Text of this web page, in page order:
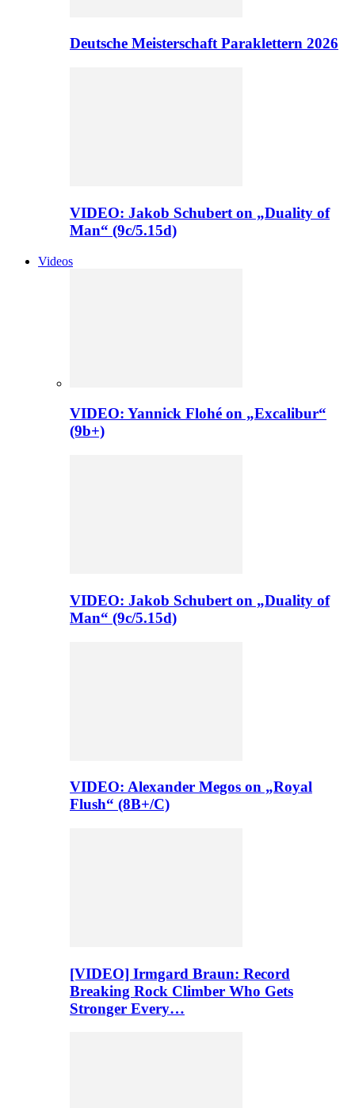
Deutsche Meisterschaft Paraklettern 2026
VIDEO: Jakob Schubert on „Duality of
Man“ (9c/5.15d)
Videos
VIDEO: Yannick Flohé on „Excalibur“
(9b+)
VIDEO: Jakob Schubert on „Duality of
Man“ (9c/5.15d)
VIDEO: Alexander Megos on „Royal
Flush“ (8B+/C)
[VIDEO] Irmgard Braun: Record
Breaking Rock Climber Who Gets
Stronger Every…